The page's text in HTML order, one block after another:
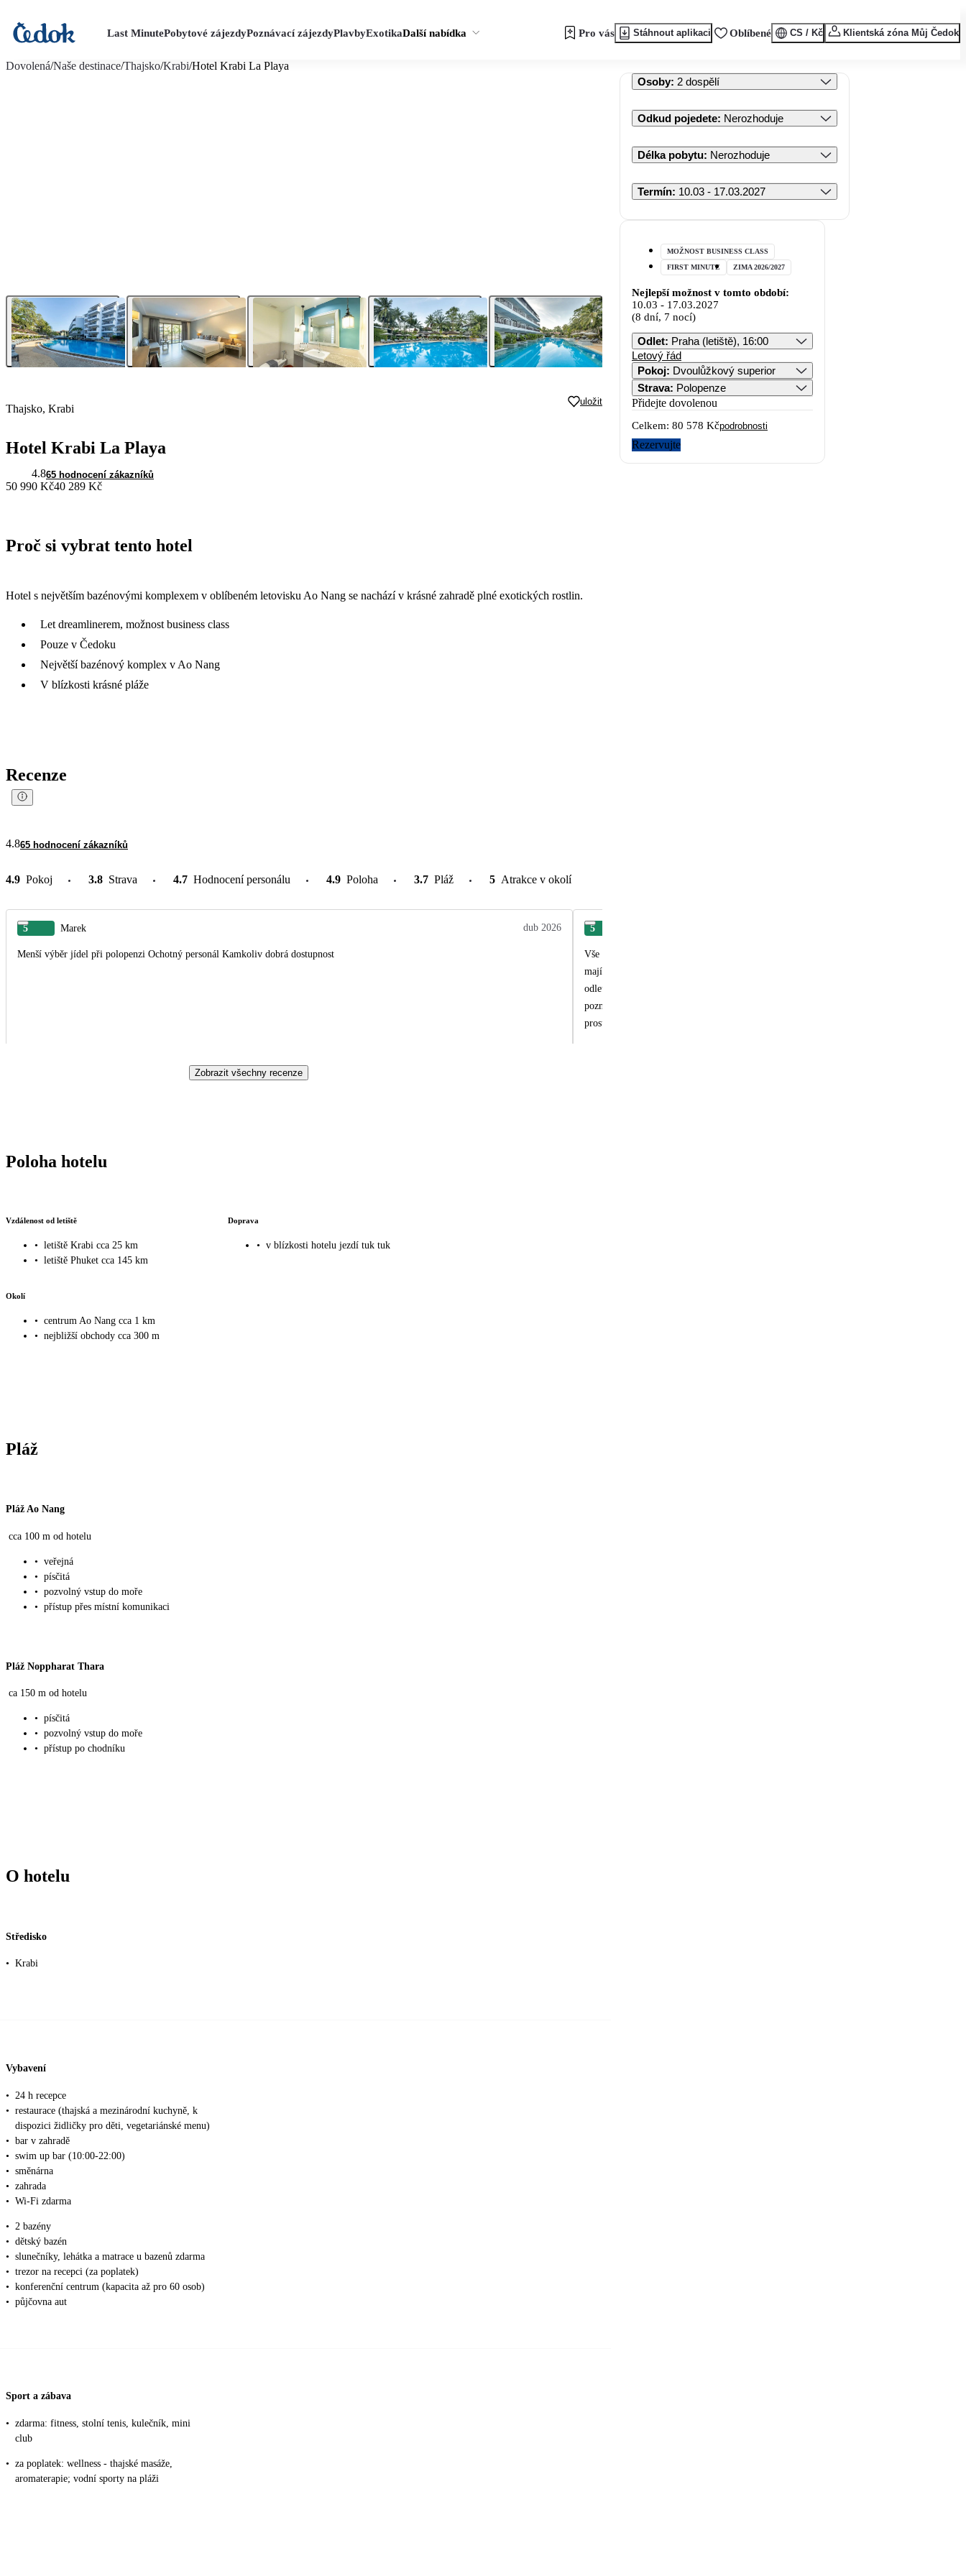
Last MinutePobytové zájezdyPoznávací zájezdyPlavbyExotikaDalší nabídka Pro vás Stáhnout aplikaci Oblíbené CS / Kč Klientská zóna Můj Čedok
Dovolená/Naše destinace/Thajsko/Krabi/Hotel Krabi La Playa
Thajsko, Krabi
uložit
Hotel Krabi La Playa
4.865 hodnocení zákazníků
50 990 Kč40 289 Kč
Proč si vybrat tento hotel
Hotel s největším bazénovými komplexem v oblíbeném letovisku Ao Nang se nachází v krásné zahradě plné exotických rostlin.
Let dreamlinerem, možnost business class
Pouze v Čedoku
Největší bazénový komplex v Ao Nang
V blízkosti krásné pláže
Recenze
4.865 hodnocení zákazníků
4.9 Pokoj 3.8 Strava 4.7 Hodnocení personálu 4.9 Poloha 3.7 Pláž 5 Atrakce v okolí
5 Marek dub 2026
Menší výběr jídel při polopenzi Ochotný personál Kamkoliv dobrá dostupnost
5
Vše od nákupu zájezdu, přes dopravu, delegáty i samotný pobyt proběhlo bez problémů.
mají dobře zorganizovanou. Přímý let se společností NEOS v pořádku. Tam načas, zpět 1,5
odletu, ale to se někdy stává. Dva výlety s CK, opět v pořádku, pochvala delegátům. Byli
poznat, že jsme na konci sezony, málo lidí, prostě pohoda. Hotel jsme vybírali na základě
prostorné, vždy uklizeno. Doplňována voda, samotný hotel také čistý včetně bazénů.
Zobrazit všechny recenze
Poloha hotelu
Vzdálenost od letiště
• letiště Krabi cca 25 km
• letiště Phuket cca 145 km
Doprava
• v blízkosti hotelu jezdí tuk tuk
Okolí
• centrum Ao Nang cca 1 km
• nejbližší obchody cca 300 m
Pláž
Pláž Ao Nang
cca 100 m od hotelu
• veřejná
• písčitá
• pozvolný vstup do moře
• přístup přes místní komunikaci
Pláž Noppharat Thara
ca 150 m od hotelu
• písčitá
• pozvolný vstup do moře
• přístup po chodníku
O hotelu
Středisko
• Krabi
Vybavení
•
24 h recepce
• restaurace (thajská a mezinárodní kuchyně, k
dispozici židličky pro děti, vegetariánské menu)
• bar v zahradě
• swim up bar (10:00-22:00)
• směnárna
• zahrada
• Wi-Fi zdarma
•
2 bazény
• dětský bazén
• slunečníky, lehátka a matrace u bazenů zdarma
• trezor na recepci (za poplatek)
• konferenční centrum (kapacita až pro 60 osob)
• půjčovna aut
Sport a zábava
• zdarma: fitness, stolní tenis, kulečník, mini
club
• za poplatek: wellness - thajské masáže,
aromaterapie; vodní sporty na pláži
Osoby: 2 dospělí
Odkud pojedete: Nerozhoduje
Délka pobytu: Nerozhoduje
Termín: 10.03 - 17.03.2027
MOŽNOST BUSINESS CLASS
FIRST MINUTE
ZIMA 2026/2027
Nejlepší možnost v tomto období:
10.03 - 17.03.2027
(8 dní, 7 nocí)
Odlet: Praha (letiště), 16:00
Letový řád
Pokoj: Dvoulůžkový superior
Strava: Polopenze
Přidejte dovolenou
Celkem: 80 578 Kčpodrobnosti
Rezervujte